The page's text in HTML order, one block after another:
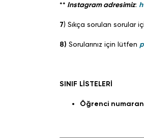
** Instagram adresimiz:
7) Sıkça sorulan sorular
8) Sorularınız için lütfen
SINIF LİSTELERİ
Öğrenci